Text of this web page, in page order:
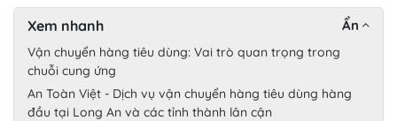
Xem nhanh Ẩn
Vận chuyển hàng tiêu dùng: Vai trò quan trọng trong
chuỗi cung ứng
An Toàn Việt - Dịch vụ vận chuyển hàng tiêu dùng hàng
đầu tại Long An và các tỉnh thành lân cận